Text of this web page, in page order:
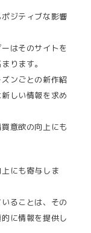
ジティブな影響
はそのサイトを
ります。
ンごとの新作紹
しい情報を求め
意欲の向上にも
にも寄与しま
ることは、その
に情報を提供し